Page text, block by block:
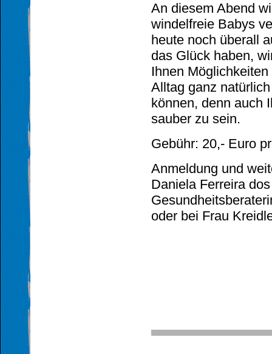
An diesem Abend
windelfreie Babys
heute noch überall
das Glück haben,
Ihnen
Alltag ganz
können, denn auch
sauber zu sein.
Gebühr: 20,- Euro
Anmeldung und
Daniela Ferreira
oder bei Frau